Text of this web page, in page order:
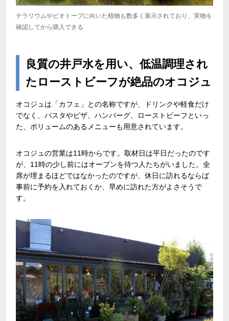
テラリウムやビオトープに向いた植物も数多く展示されており、実物を
確認してから購入できる
良質の井戸水を用い、低温調理され
たローストビーフが絶品のオコジュ
オコジュは「カフェ」との名称ですが、ドリンクや軽食だけ
でなく、パスタやピザ、ハンバーグ、ローストビーフといっ
た、ボリュームのあるメニューも用意されています。
オコジュの営業は11時からです。取材日は平日だったのです
が、11時の少し前にはオープンを待つ人たちがいました。全
席が埋まるほどではなかったのですが、休日に訪れるならば
事前に予約を入れておくか、早めに訪れた方がよさそうで
す。